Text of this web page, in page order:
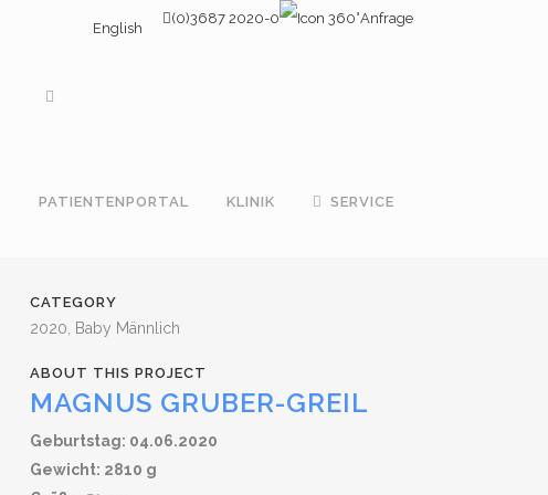
English
(0)3687 2020-0 Anfrage
PATIENTENPORTAL KLINIK SERVICE
CATEGORY
2020, Baby Männlich
ABOUT THIS PROJECT
MAGNUS GRUBER-GREIL
Geburtstag: 04.06.2020
Gewicht: 2810 g